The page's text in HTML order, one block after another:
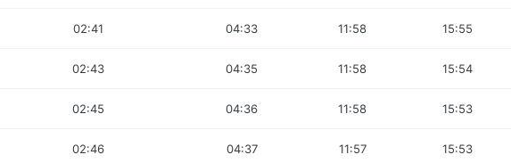
02:41 04:33 11:58 15:55
02:43 04:35 11:58 15:54
02:45 04:36 11:58 15:53
02:46 04:37 11:57 15:53